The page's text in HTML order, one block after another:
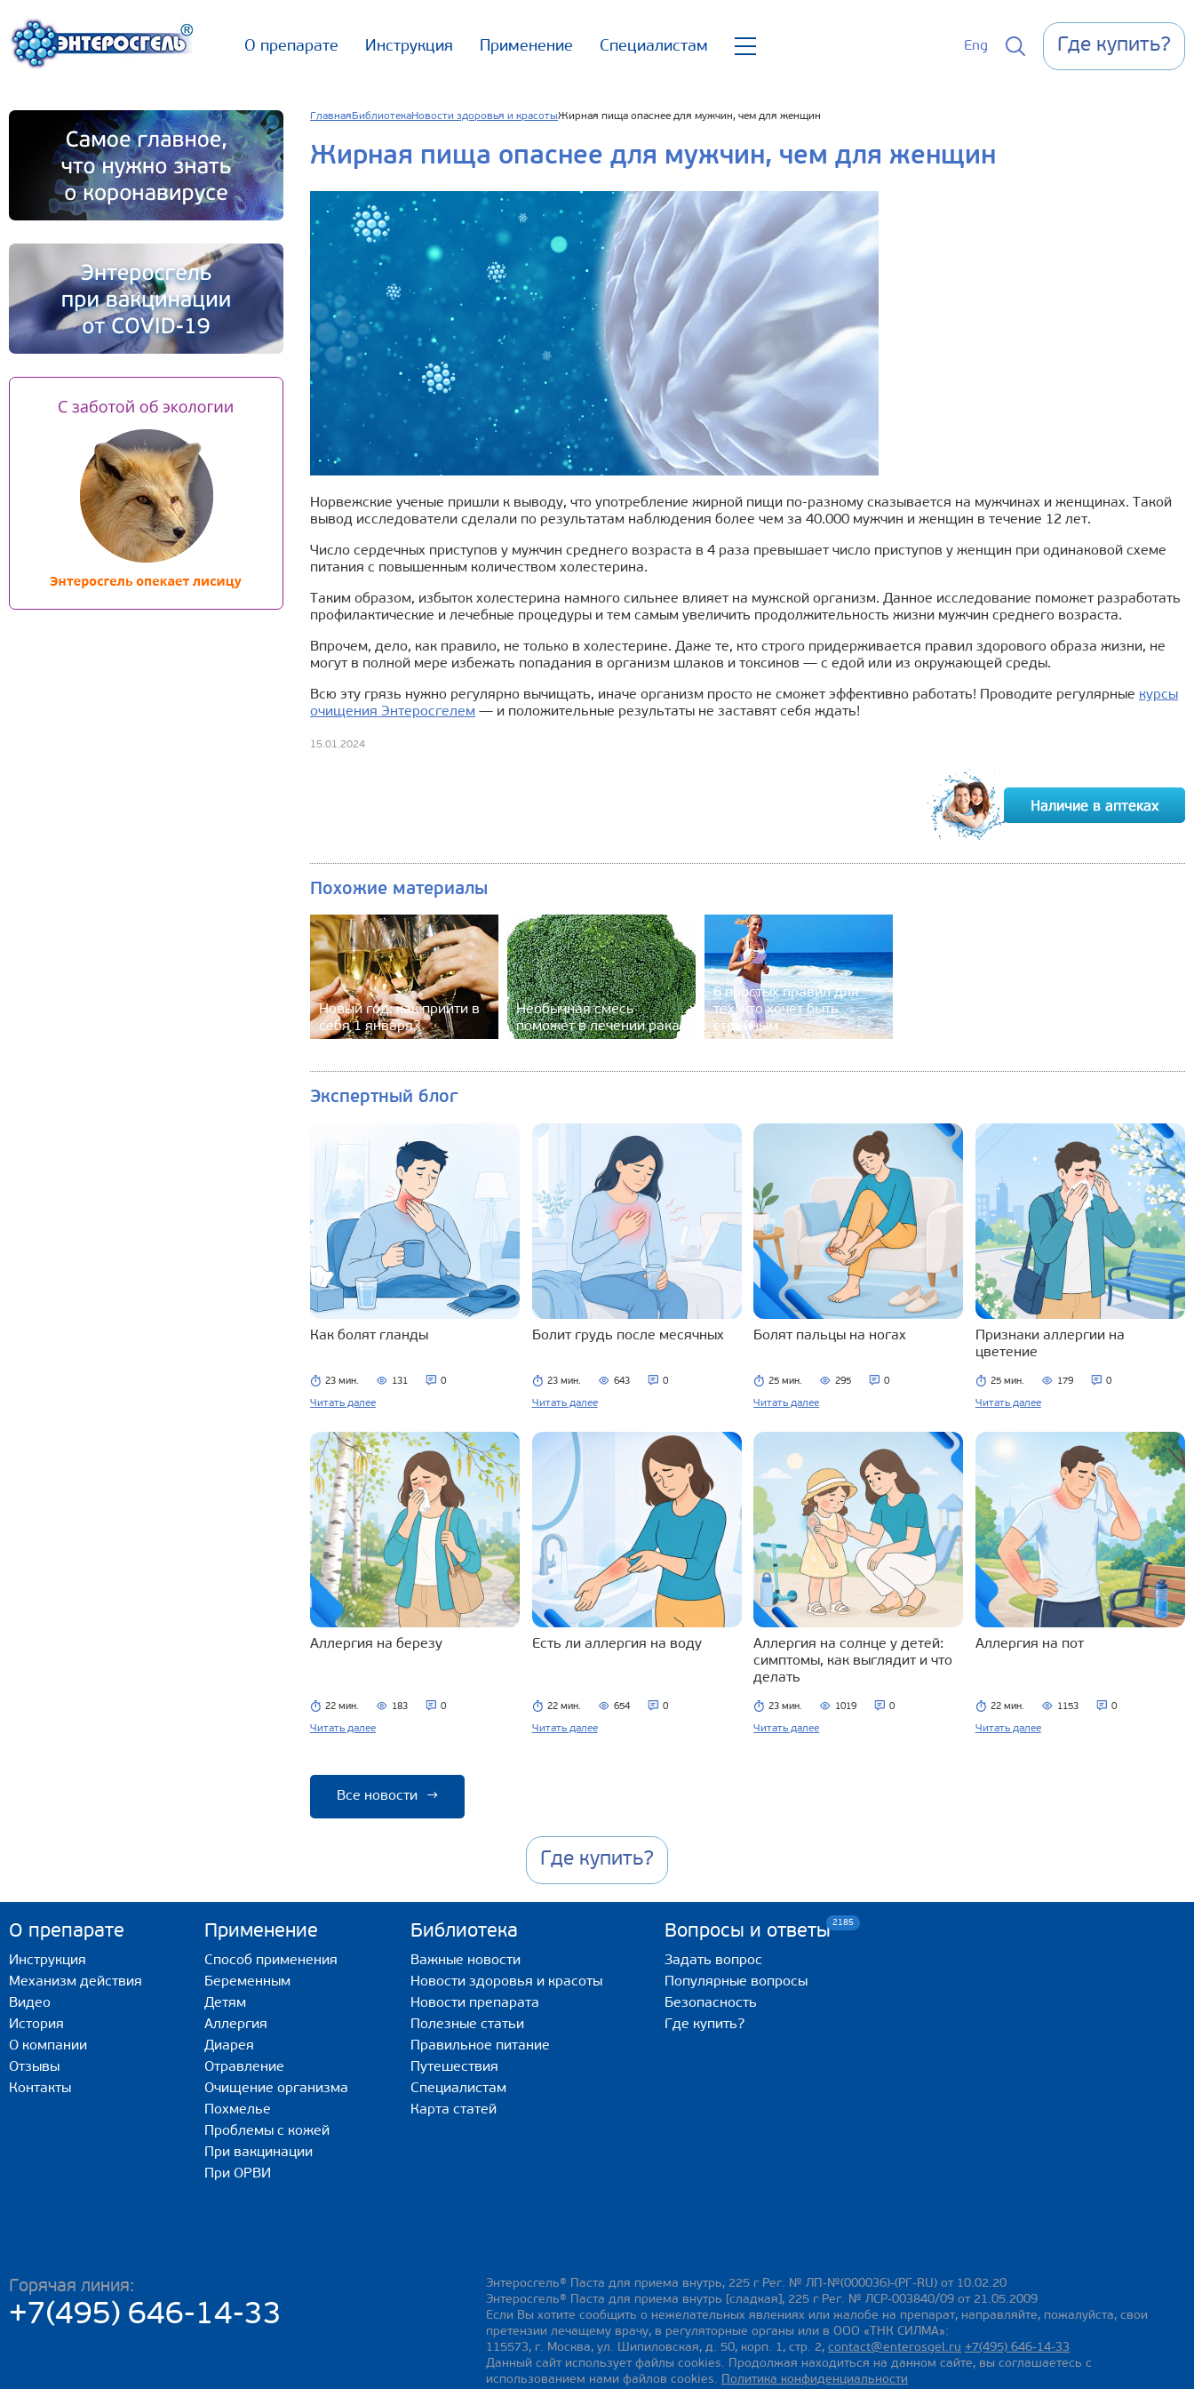
О препарате Инструкция Применение Специалистам Eng Где купить?
Главная БиблиотекаНовости здоровья и красотыЖирная пища опаснее для мужчин, чем для женщин
Жирная пища опаснее для мужчин, чем для женщин
Норвежские ученые пришли к выводу, что употребление жирной пищи по-разному сказывается на мужчинах и женщинах. Такой
вывод исследователи сделали по результатам наблюдения более чем за 40.000 мужчин и женщин в течение 12 лет.
Число сердечных приступов у мужчин среднего возраста в 4 раза превышает число приступов у женщин при одинаковой схеме
питания с повышенным количеством холестерина.
Таким образом, избыток холестерина намного сильнее влияет на мужской организм. Данное исследование поможет разработать
профилактические и лечебные процедуры и тем самым увеличить продолжительность жизни мужчин среднего возраста.
Впрочем, дело, как правило, не только в холестерине. Даже те, кто строго придерживается правил здорового образа жизни, не
могут в полной мере избежать попадания в организм шлаков и токсинов — с едой или из окружающей среды.
Всю эту грязь нужно регулярно вычищать, иначе организм просто не сможет эффективно работать! Проводите регулярные курсы
очищения Энтеросгелем — и положительные результаты не заставят себя ждать!
15.01.2024
Похожие материалы
Новый год: как прийти в
себя 1 января?
Необычная смесь
поможет в лечении рака
6 простых правил для
тех, кто хочет быть
стройным
Экспертный блог
Как болят гланды
23 мин. 131 0
Читать далее
Болит грудь после месячных
23 мин. 643 0
Читать далее
Болят пальцы на ногах
25 мин. 295 0
Читать далее
Признаки аллергии на
цветение
25 мин. 179 0
Читать далее
Аллергия на березу
22 мин. 183 0
Читать далее
Есть ли аллергия на воду
22 мин. 654 0
Читать далее
Аллергия на солнце у детей:
симптомы, как выглядит и что
делать
23 мин. 1019 0
Читать далее
Аллергия на пот
22 мин. 1153 0
Читать далее
Все новости →
Где купить?
О препарате
Инструкция
Механизм действия
Видео
История
О компании
Отзывы
Контакты
Применение
Способ применения
Беременным
Детям
Аллергия
Диарея
Отравление
Очищение организма
Похмелье
Проблемы с кожей
При вакцинации
При ОРВИ
Библиотека
Важные новости
Новости здоровья и красоты
Новости препарата
Полезные статьи
Правильное питание
Путешествия
Специалистам
Карта статей
Вопросы и ответы2185
Задать вопрос
Популярные вопросы
Безопасность
Где купить?
Горячая линия:
+7(495) 646-14-33
Энтеросгель® Паста для приема внутрь, 225 г Рег. № ЛП-№(000036)-(РГ-RU) от 10.02.20
Энтеросгель® Паста для приема внутрь [сладкая], 225 г Рег. № ЛСР-003840/09 от 21.05.2009
Если Вы хотите сообщить о нежелательных явлениях или жалобе на препарат, направляйте, пожалуйста, свои
претензии лечащему врачу, в регуляторные органы или в ООО «ТНК СИЛМА»:
115573, г. Москва, ул. Шипиловская, д. 50, корп. 1, стр. 2, contact@enterosgel.ru +7(495) 646-14-33
Данный сайт использует файлы cookies. Продолжая находиться на данном сайте, вы соглашаетесь с
использованием нами файлов cookies. Политика конфиденциальности